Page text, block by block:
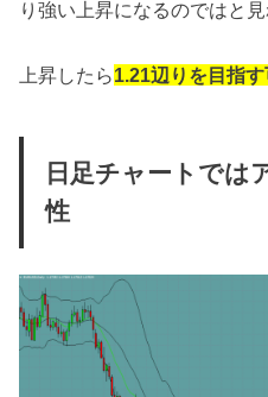
り強い上昇になるのではと見
上昇したら1.21辺りを目指
日足チャートでは
性